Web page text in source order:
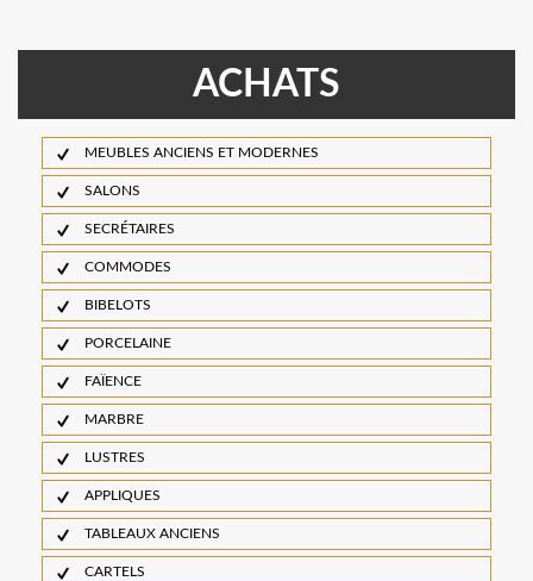
ACHATS
MEUBLES ANCIENS ET MODERNES
SALONS
SECRÉTAIRES
COMMODES
BIBELOTS
PORCELAINE
FAÏENCE
MARBRE
LUSTRES
APPLIQUES
TABLEAUX ANCIENS
CARTELS